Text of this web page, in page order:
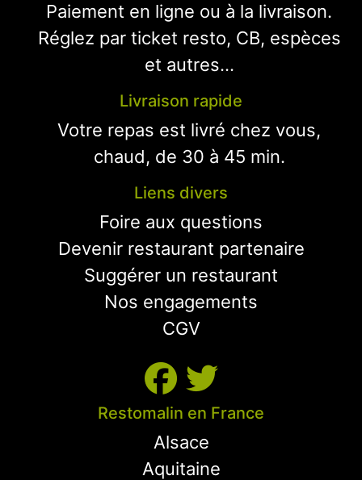
Paiement en ligne ou à la livraison.
Réglez par ticket resto, CB, espèces
et autres...
Livraison rapide
Votre repas est livré chez vous,
chaud, de 30 à 45 min.
Liens divers
Foire aux questions
Devenir restaurant partenaire
Suggérer un restaurant
Nos engagements
CGV
Restomalin en France
Alsace
Aquitaine